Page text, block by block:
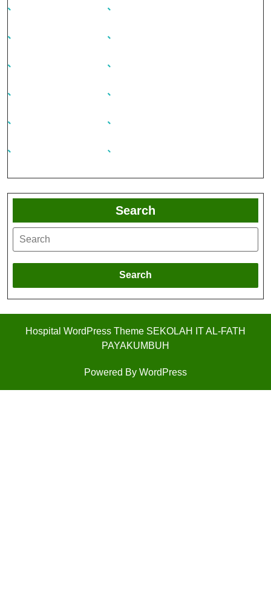
Search
Search
Hospital WordPress Theme SEKOLAH IT AL-FATH
PAYAKUMBUH
Powered By WordPress